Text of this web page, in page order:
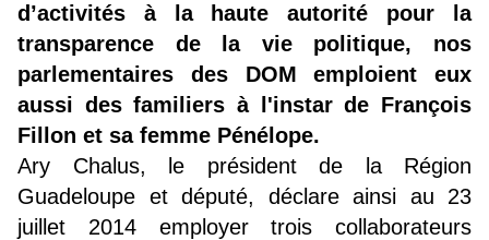
d’activités à la haute autorité pour la
transparence de la vie politique, nos
parlementaires des DOM emploient eux
aussi des familiers à l'instar de François
Fillon et sa femme Pénélope.
Ary Chalus, le président de la Région
Guadeloupe et député, déclare ainsi au 23
juillet 2014 employer trois collaborateurs